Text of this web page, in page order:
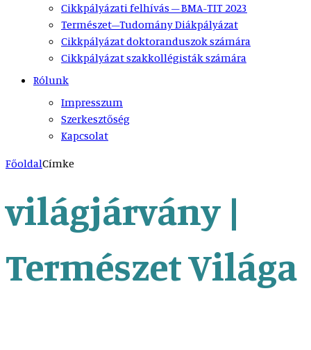
Cikkpályázati felhívás – BMA-TIT 2023
Természet–Tudomány Diákpályázat
Cikkpályázat doktoranduszok számára
Cikkpályázat szakkollégisták számára
Rólunk
Impresszum
Szerkesztőség
Kapcsolat
FőoldalCímke
világjárvány |
Természet Világa